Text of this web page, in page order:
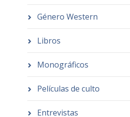
Género Western
Libros
Monográficos
Películas de culto
Entrevistas